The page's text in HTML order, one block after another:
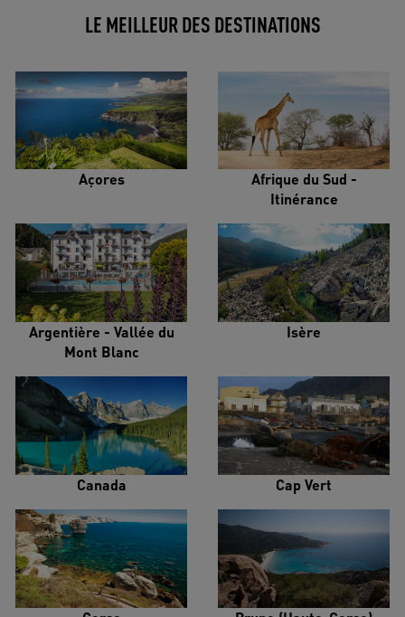
LE MEILLEUR DES DESTINATIONS
Açores
Afrique du Sud -
Itinérance
Argentière - Vallée du
Mont Blanc
Isère
Canada Cap Vert